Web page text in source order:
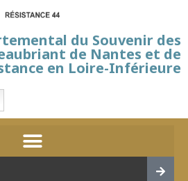
du Souvenir des
de Nantes et de
en Loire-Inférieure